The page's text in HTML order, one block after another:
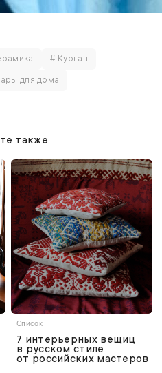
# Курган
для дома
также
Список
7 интерьерных вещиц
в русском стиле
от российских мастеров